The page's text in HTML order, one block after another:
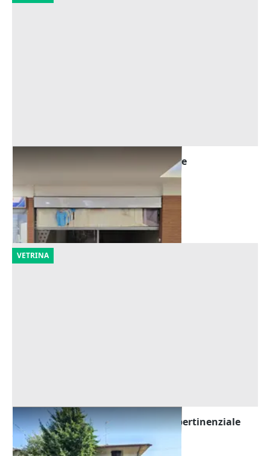
Asta Negozio in centro commerciale
Giacciano con Baruchella (Rovigo)
23.203 €
10/09/2026
VETRINA
Asta Casa indipendente con corte pertinenziale
Offerta minima
180.000 €